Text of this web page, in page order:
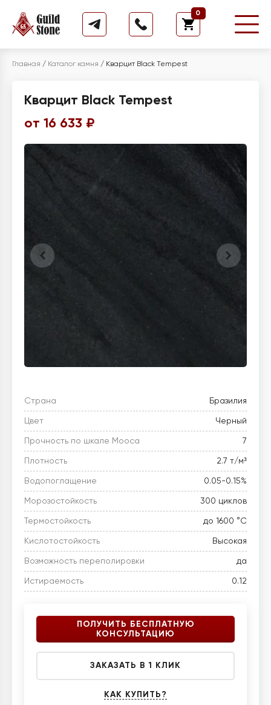
0
Главная / Каталог камня / Кварцит Black Tempest
Кварцит Black Tempest
от 16 633 ₽
Страна Бразилия
Цвет Черный
Прочность по шкале Мооса 7
Плотность 2.7 т/м³
Водопоглащение 0.05-0.15%
Морозостойкость 300 циклов
Термостойкость до 1600 °C
Кислотостойкость Высокая
Возможность переполировки да
Истираемость 0.12
ПОЛУЧИТЬ БЕСПЛАТНУЮ
КОНСУЛЬТАЦИЮ
ЗАКАЗАТЬ В 1 КЛИК
КАК КУПИТЬ?